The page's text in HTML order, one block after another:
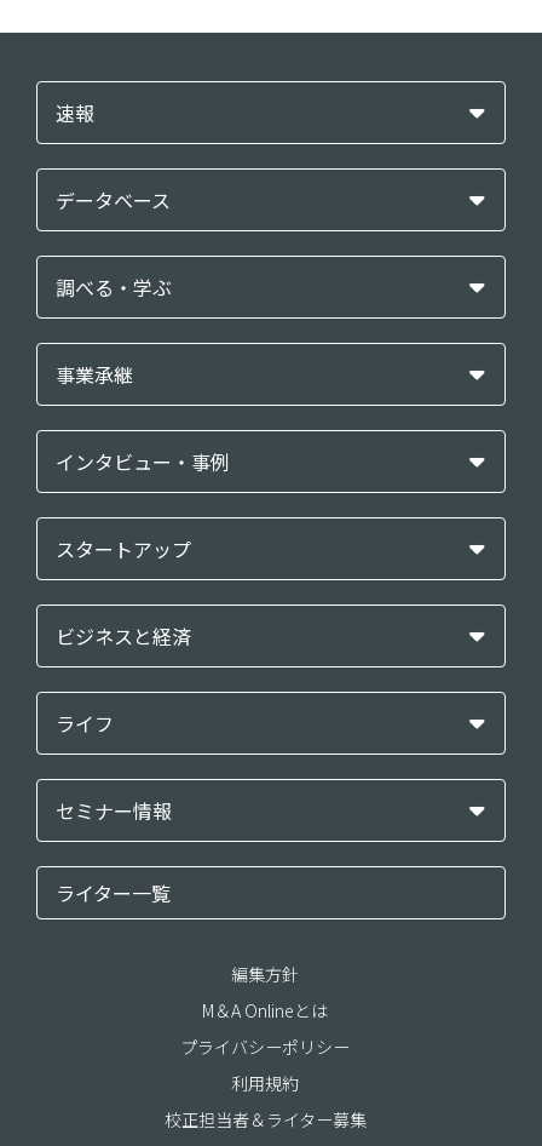
速報
データベース
調べる・学ぶ
事業承継
インタビュー・事例
スタートアップ
ビジネスと経済
ライフ
セミナー情報
ライター一覧
編集方針
M＆A Onlineとは
プライバシーポリシー
利用規約
校正担当者＆ライター募集